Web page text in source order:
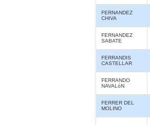
FERNANDEZ
CHIVA
FERNANDEZ
SABATE
FERRANDIS
CASTELLAR
FERRANDO
NAVALóN
FERRER DEL
MOLINO